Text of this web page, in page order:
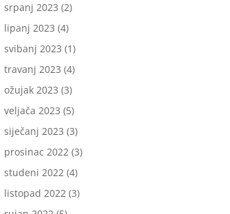
srpanj 2023 (2)
lipanj 2023 (4)
svibanj 2023 (1)
travanj 2023 (4)
ožujak 2023 (3)
veljača 2023 (5)
siječanj 2023 (3)
prosinac 2022 (3)
studeni 2022 (4)
listopad 2022 (3)